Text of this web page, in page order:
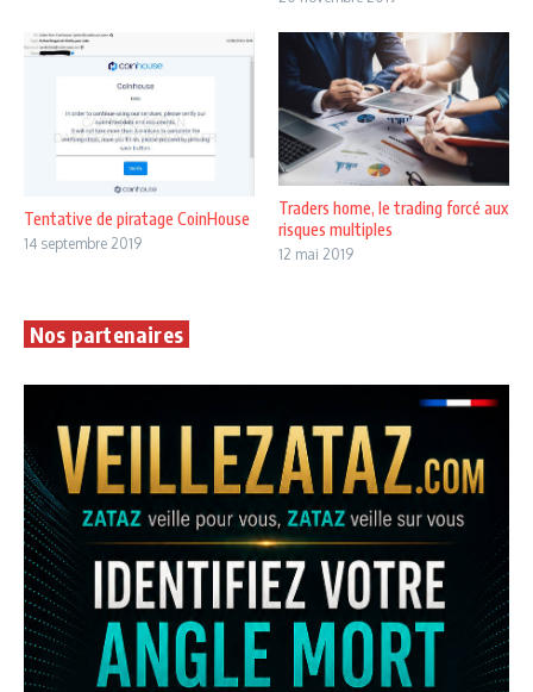
Tentative de piratage CoinHouse
14 septembre 2019
Traders home, le trading forcé aux
risques multiples
12 mai 2019
Nos partenaires